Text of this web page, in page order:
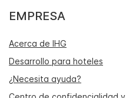
EMPRESA
Acerca de IHG
Desarrollo para hoteles
¿Necesita ayuda?